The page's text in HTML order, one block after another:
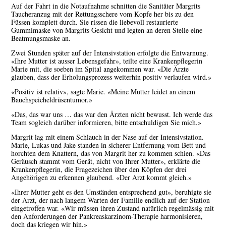
Auf der Fahrt in die Notaufnahme schnitten die Sanitäter Margrits
Taucheranzug mit der Rettungsschere vom Kopfe her bis zu den
Füssen komplett durch. Sie rissen die liebevoll restaurierte
Gummimaske von Margrits Gesicht und legten an deren Stelle eine
Beatmungsmaske an.
Zwei Stunden später auf der Intensivstation erfolgte die Entwarnung.
«Ihre Mutter ist ausser Lebensgefahr», teilte eine Krankenpflegerin
Marie mit, die soeben im Spital angekommen war. «Die Ärzte
glauben, dass der Erholungsprozess weiterhin positiv verlaufen wird.»
«Positiv ist relativ», sagte Marie. «Meine Mutter leidet an einem
Bauchspeicheldrüsentumor.»
«Das, das war uns … das war den Ärzten nicht bewusst. Ich werde das
Team sogleich darüber informieren, bitte entschuldigen Sie mich.»
Margrit lag mit einem Schlauch in der Nase auf der Intensivstation.
Marie, Lukas und Jake standen in sicherer Entfernung vom Bett und
horchten dem Knattern, das von Margrit her zu kommen schien. «Das
Geräusch stammt vom Gerät, nicht von Ihrer Mutter», erklärte die
Krankenpflegerin, die Fragezeichen über den Köpfen der drei
Angehörigen zu erkennen glaubend. «Der Arzt kommt gleich.»
«Ihrer Mutter geht es den Umständen entsprechend gut», beruhigte sie
der Arzt, der nach langem Warten der Familie endlich auf der Station
eingetroffen war. «Wir müssen ihren Zustand natürlich regelmässig mit
den Anforderungen der Pankreaskarzinom-Therapie harmonisieren,
doch das kriegen wir hin.»